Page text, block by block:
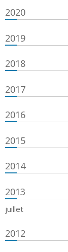
2020
2019
2018
2017
2016
2015
2014
2013
juillet
2012